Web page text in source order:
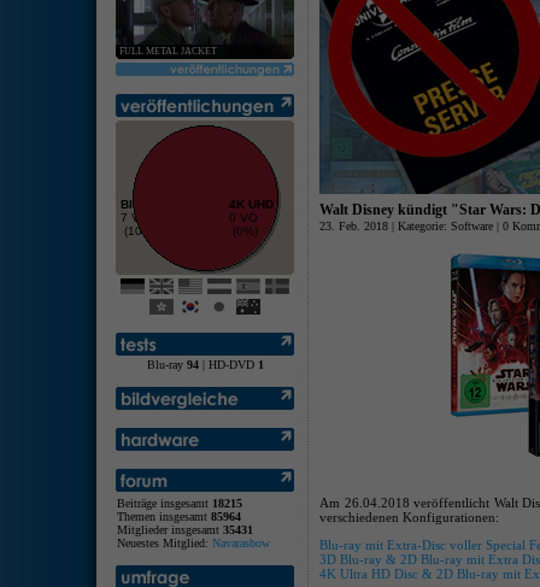
FULL METAL JACKET
Blu-ray
7 VÖ
(100%)
4K UHD
0 VÖ
(0%)
Blu-ray 94| HD-DVD 1
Beiträge insgesamt 18215
Themen insgesamt 85964
Mitglieder insgesamt 35431
Neuestes Mitglied: Navarasbow
Walt Disney kündigt "Star Wars:
23. Feb. 2018 | Kategorie: Software | 0
Am 26.04.2018 veröffentlicht Walt
verschiedenen Konfigurationen:
Blu-ray mit Extra-Disc voller Special
3D Blu-ray & 2D Blu-ray mit Extra
4K Ultra HD Disc & 2D Blu-ray mit